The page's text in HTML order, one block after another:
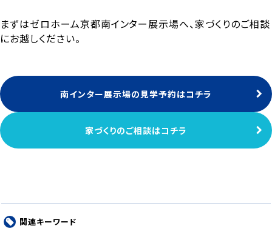
まずはゼロホーム京都南インター展示場へ、家づくりのご相談
にお越しください。
南インター展示場の見学予約はコチラ
家づくりのご相談はコチラ
関連キーワード